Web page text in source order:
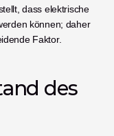
dass elektrische
können; daher
Faktor.
des